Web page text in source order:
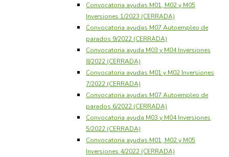
Convocatoria ayudas M01, M02 y M05
Inversiones 1/2023 (CERRADA)
Convocatoria ayudas M07 Autoempleo de
parados 9/2022 (CERRADA)
Convocatoria ayuda M03 y M04 Inversiones
8/2022 (CERRADA)
Convocatoria ayudas M01 y M02 Inversiones
7/2022 (CERRADA)
Convocatoria ayudas M07 Autoempleo de
parados 6/2022 (CERRADA)
Convocatoria ayuda M03 y M04 Inversiones
5/2022 (CERRADA)
Convocatoria ayudas M01, M02 y M05
Inversiones 4/2022 (CERRADA)